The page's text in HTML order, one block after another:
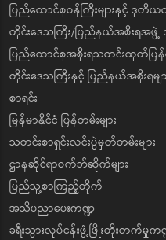
ပြည်ထောင်စုဝန်ကြီးများနှင့် ဒုတိယဝ
တိုင်းဒေသကြီး/ပြည်နယ်အစိုးရအဖွဲ့
ပြည်ထောင်စုအစိုးရသတင်းထုတ်ပြ
တိုင်းဒေသကြီးနှင့် ပြည်နယ်အစိုးရမျ
စာရင်း
မြန်မာနိုင်ငံ ပြန်တမ်းများ
သတင်းစာရှင်းလင်းပွဲမှတ်တမ်းများ
ဌာနဆိုင်ရာဝက်ဘ်ဆိုက်များ
ပြည်သူ့စာကြည့်တိုက်
အသိပညာပေးကဏ္ဍ
ခရီးသွားလုပ်ငန်းဖွံ့ဖြိုးတိုးတက်မှုက